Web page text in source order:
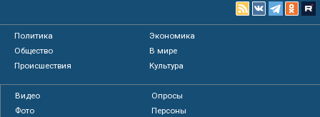
Политика
Экономика
Общество
В мире
Происшествия
Культура
Видео
Опросы
Фото
Персоны